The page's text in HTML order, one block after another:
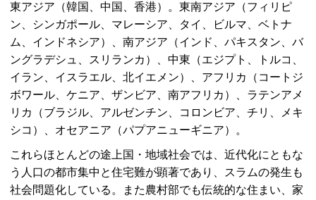
東アジア（韓国、中国、香港）。東南アジア（フィリピ
ン、シンガポール、マレーシア、タイ、ビルマ、ベトナ
ム、インドネシア）、南アジア（インド、パキスタン、バ
ングラデシュ、スリランカ）、中東（エジプト、トルコ、
イラン、イスラエル、北イエメン）、アフリカ（コートジ
ボワール、ケニア、ザンビア、南アフリカ）、ラテンアメ
リカ（ブラジル、アルゼンチン、コロンビア、チリ、メキ
シコ）、オセアニア（パプアニューギニア）。
これらほとんどの途上国・地域社会では、近代化にともな
う人口の都市集中と住宅難が顕著であり、スラムの発生も
社会問題化している。また農村部でも伝統的な住まい、家